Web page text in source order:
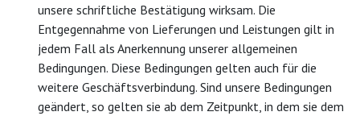
unsere schriftliche Bestätigung wirksam. Die
Entgegennahme von Lieferungen und Leistungen gilt in
jedem Fall als Anerkennung unserer allgemeinen
Bedingungen. Diese Bedingungen gelten auch für die
weitere Geschäftsverbindung. Sind unsere Bedingungen
geändert, so gelten sie ab dem Zeitpunkt, in dem sie dem